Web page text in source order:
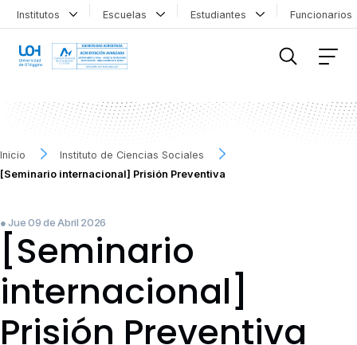
Institutos Escuelas Estudiantes
Inicio
Instituto de Ciencias Sociales
[Seminario internacional] Prisión Preventiva
● Jue 09 de Abril 2026
[Seminario
internacional]
Prisión Preventiva